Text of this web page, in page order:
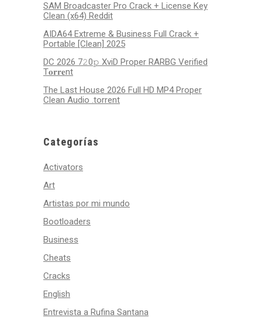
SAM Broadcaster Pro Crack + License Key
Clean (x64) Reddit
AIDA64 Extreme & Business Full Crack +
Portable [Clean] 2025
DC 2026 7𝟸0𝚙 XviD Proper RARBG Verified
T𝐨𝐫𝐫𝐞nt
The Last House 2026 Full HD MP4 Proper
Clean Audio .torrent
Categorías
Activators
Art
Artistas por mi mundo
Bootloaders
Business
Cheats
Cracks
English
Entrevista a Rufina Santana